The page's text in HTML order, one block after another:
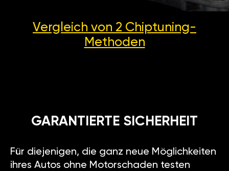
Vergleich von 2 Chiptuning-
Methoden
GARANTIERTE SICHERHEIT
Für diejenigen, die ganz neue Möglichkeiten
ihres Autos ohne Motorschaden testen